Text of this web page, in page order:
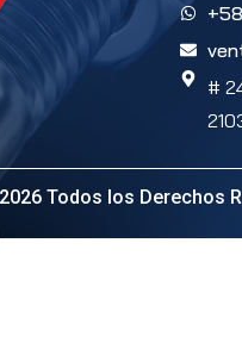
#
Todos los Derechos